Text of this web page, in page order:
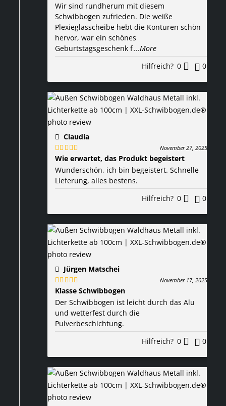
Wir sind rundherum mit diesem
Schwibbogen zufrieden. Die weiße
Plexieglasscheibe hebt die Konturen schön
hervor, war ein schönes
Geburtstagsgeschenk f...More
Hilfreich? 0 0
Claudia
Bewertet
November 27, 2025
Wie erwartet, das Produkt begeistert
Wunderschön, ich bin begeistert. Schnelle
Lieferung, alles bestens.
Hilfreich? 0 0
Jürgen Matschei
Bewertet
November 17, 2025
Klasse Schwibbogen
Der Schwibbogen ist leicht durch das Alu
und wetterfest durch die
Pulverbeschichtung.
Hilfreich? 0 0